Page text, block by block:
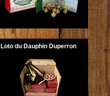
Loto du Dauphin Duperron